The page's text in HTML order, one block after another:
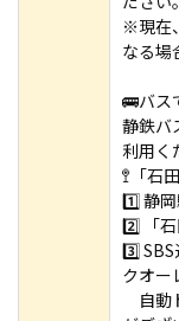
※現在
なる場
🚌バス
静鉄バ
利用く
🚏「石
1️⃣ 静
2️⃣ 「
3️⃣
クオー
自動